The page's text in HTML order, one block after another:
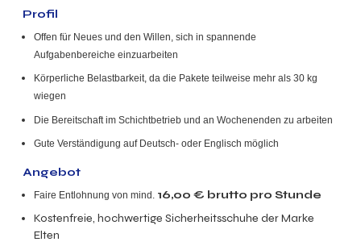
Profil
Offen für Neues und den Willen, sich in spannende
Aufgabenbereiche einzuarbeiten
Körperliche Belastbarkeit, da die Pakete teilweise mehr als 30 kg
wiegen
Die Bereitschaft im Schichtbetrieb und an Wochenenden zu arbeiten
Gute Verständigung auf Deutsch- oder Englisch möglich
Angebot
Faire Entlohnung vonmind. 16,00 € brutto pro Stunde
Kostenfreie, hochwertige Sicherheitsschuhe der Marke
Elten